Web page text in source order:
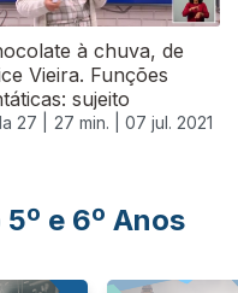
à chuva, de
Vieira. Funções
sujeito
27 | 27 min. | 07 jul. 2021
e 6º Anos